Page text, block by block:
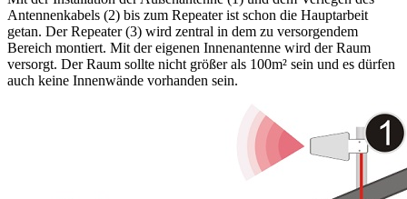
Antennenkabels (2) bis zum Repeater ist schon die Hauptarbeit
getan. Der Repeater (3) wird zentral in dem zu versorgendem
Bereich montiert. Mit der eigenen Innenantenne wird der Raum
versorgt. Der Raum sollte nicht größer als 100m² sein und es dürfen
auch keine Innenwände vorhanden sein.